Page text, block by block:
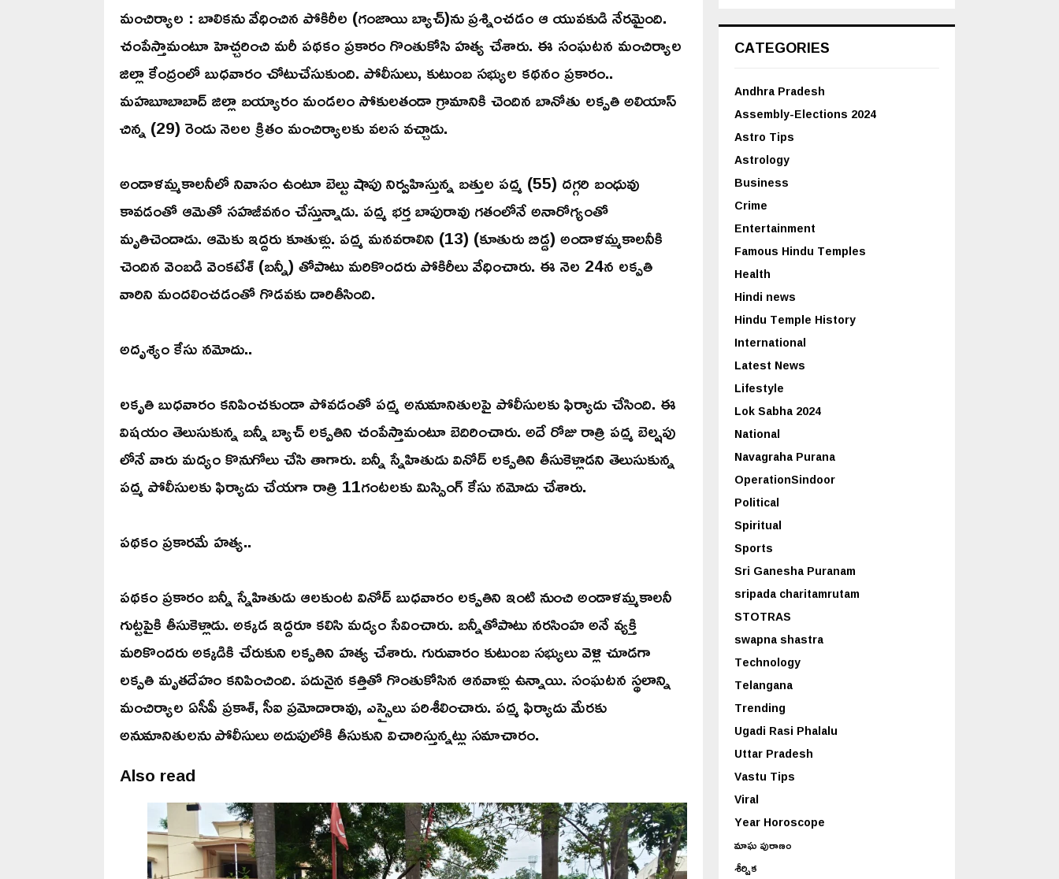
మంచిర్యాల : బాలికను వేధించిన పోకిరీల (గంజాయి బ్యాచ్)ను ప్రశ్నించడం ఆ యువకుడి నేరమైంది.
చంపేస్తామంటూ హెచ్చరించి మరీ పథకం ప్రకారం గొంతుకోసి హత్య చేశారు. ఈ సంఘటన మంచిర్యాల
జిల్లా కేంద్రంలో బుధవారం చోటుచేసుకుంది. పోలీసులు, కుటుంబ సభ్యుల కథనం ప్రకారం..
మహబూబాబాద్ జిల్లా బయ్యారం మండలం సోకులతండా గ్రామానికి చెందిన బానోతు లక్పతి అలియాస్
చిన్న (29) రెండు నెలల క్రితం మంచిర్యాలకు వలస వచ్చాడు.
అండాళమ్మకాలనీలో నివాసం ఉంటూ బెల్టు షాపు నిర్వహిస్తున్న బత్తుల పద్మ (55) దగ్గరి బంధువు
కావడంతో ఆమెతో సహజీవనం చేస్తున్నాడు. పద్మ భర్త బాపురావు గతంలోనే అనారోగ్యంతో
మృతిచెందాడు. ఆమెకు ఇద్దరు కూతుళ్లు. పద్మ మనవరాలిని (13) (కూతురు బిడ్డ) అండాళమ్మకాలనీకి
చెందిన వెంబడి వెంకటేశ్ (బన్నీ) తోపాటు మరికొందరు పోకిరీలు వేధించారు. ఈ నెల 24న లక్పతి
వారిని మందలించడంతో గొడవకు దారితీసింది.
అదృశ్యం కేసు నమోదు..
లకృతి బుధవారం కనిపించకుండా పోవడంతో పద్మ అనుమానితులపై పోలీసులకు ఫిర్యాదు చేసింది. ఈ
విషయం తెలుసుకున్న బన్నీ బ్యాచ్ లక్పతిని చంపేస్తామంటూ బెదిరించారు. అదే రోజు రాత్రి పద్మ బెల్షపు
లోనే వారు మద్యం కొనుగోలు చేసి తాగారు. బన్నీ స్నేహితుడు వినోద్ లక్పతిని తీసుకెళ్లాడని తెలుసుకున్న
పద్మ పోలీసులకు ఫిర్యాదు చేయగా రాత్రి 11గంటలకు మిస్సింగ్ కేసు నమోదు చేశారు.
పథకం ప్రకారమే హత్య..
పథకం ప్రకారం బన్నీ స్నేహితుడు ఆలకుంట వినోద్ బుధవారం లక్పతిని ఇంటి నుంచి అండాళమ్మకాలనీ
గుట్టపైకి తీసుకెళ్లాడు. అక్కడ ఇద్దరూ కలిసి మద్యం సేవించారు. బన్నీతోపాటు నరసింహ అనే వ్యక్తి
మరికొందరు అక్కడికి చేరుకుని లక్పతిని హత్య చేశారు. గురువారం కుటుంబ సభ్యులు వెళ్లి చూడగా
లక్పతి మృతదేహం కనిపించింది. పదునైన కత్తితో గొంతుకోసిన ఆనవాళ్లు ఉన్నాయి. సంఘటన స్థలాన్ని
మంచిర్యాల ఏసీపీ ప్రకాశ్, సీఐ ప్రమోదారావు, ఎస్సైలు పరిశీలించారు. పద్మ ఫిర్యాదు మేరకు
అనుమానితులను పోలీసులు అదుపులోకి తీసుకుని విచారిస్తున్నట్లు సమాచారం.
Also read
CATEGORIES
Andhra Pradesh
Assembly-Elections 2024
Astro Tips
Astrology
Business
Crime
Entertainment
Famous Hindu Temples
Health
Hindi news
Hindu Temple History
International
Latest News
Lifestyle
Lok Sabha 2024
National
Navagraha Purana
OperationSindoor
Political
Spiritual
Sports
Sri Ganesha Puranam
sripada charitamrutam
STOTRAS
swapna shastra
Technology
Telangana
Trending
Ugadi Rasi Phalalu
Uttar Pradesh
Vastu Tips
Viral
Year Horoscope
మాఘ పురాణం
శీర్షిక